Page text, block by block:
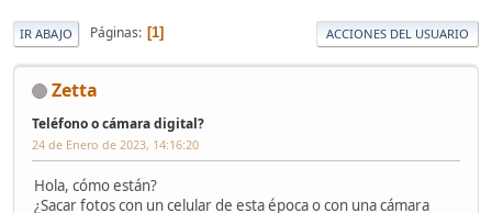
IR ABAJO Páginas 1 ACCIONES DEL USUARIO
Zetta
Teléfono o cámara digital?
24 de Enero de 2023, 14:16:20
Hola, cómo están?
¿Sacar fotos con un celular de esta época o con una cámara